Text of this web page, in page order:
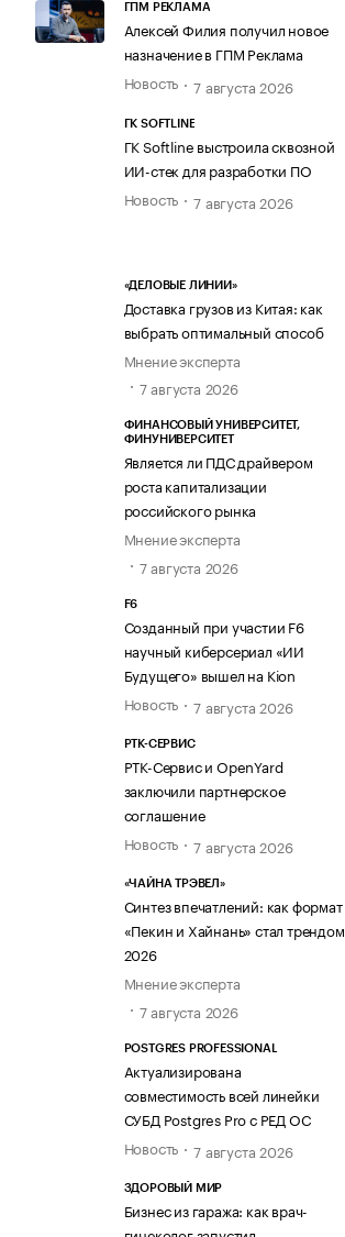
ГПМ РЕКЛАМА
Алексей Филия получил новое
назначение в ГПМ Реклама
Новость
7 августа 2026
ГК SOFTLINE
ГК Softline выстроила сквозной
ИИ-стек для разработки ПО
Новость
7 августа 2026
«ДЕЛОВЫЕ ЛИНИИ»
Доставка грузов из Китая: как
выбрать оптимальный способ
Мнение эксперта
7 августа 2026
ФИНАНСОВЫЙ УНИВЕРСИТЕТ,
ФИНУНИВЕРСИТЕТ
Является ли ПДС драйвером
роста капитализации
российского рынка
Мнение эксперта
7 августа 2026
F6
Созданный при участии F6
научный киберсериал «ИИ
Будущего» вышел на Kion
Новость
7 августа 2026
РТК-СЕРВИС
РТК-Сервис и OpenYard
заключили партнерское
соглашение
Новость
7 августа 2026
«ЧАЙНА ТРЭВЕЛ»
Синтез впечатлений: как формат
«Пекин и Хайнань» стал трендом
2026
Мнение эксперта
7 августа 2026
POSTGRES PROFESSIONAL
Актуализирована
совместимость всей линейки
СУБД Postgres Pro с РЕД ОС
Новость
7 августа 2026
ЗДОРОВЫЙ МИР
Бизнес из гаража: как врач-